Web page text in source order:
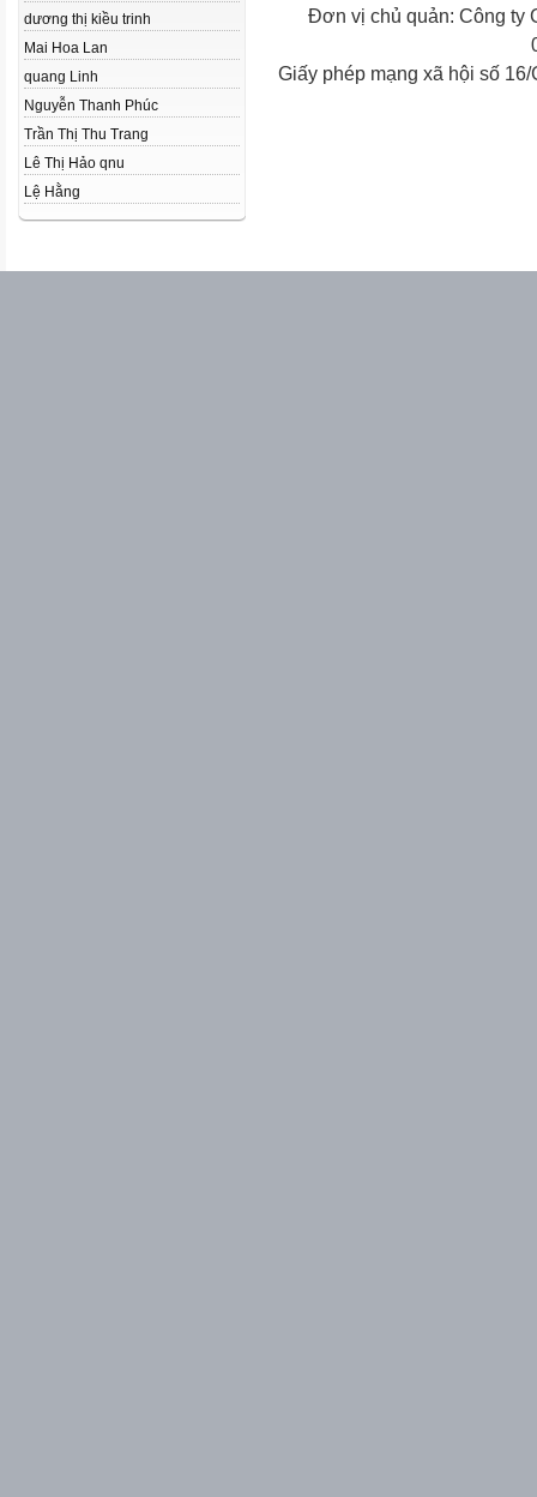
dương thị kiều trinh
Mai Hoa Lan
quang Linh
Nguyễn Thanh Phúc
Trần Thị Thu Trang
Lê Thị Hảo qnu
Lệ Hằng
Đơn vị chủ quản: Công ty
Giấy phép mạng xã hội số